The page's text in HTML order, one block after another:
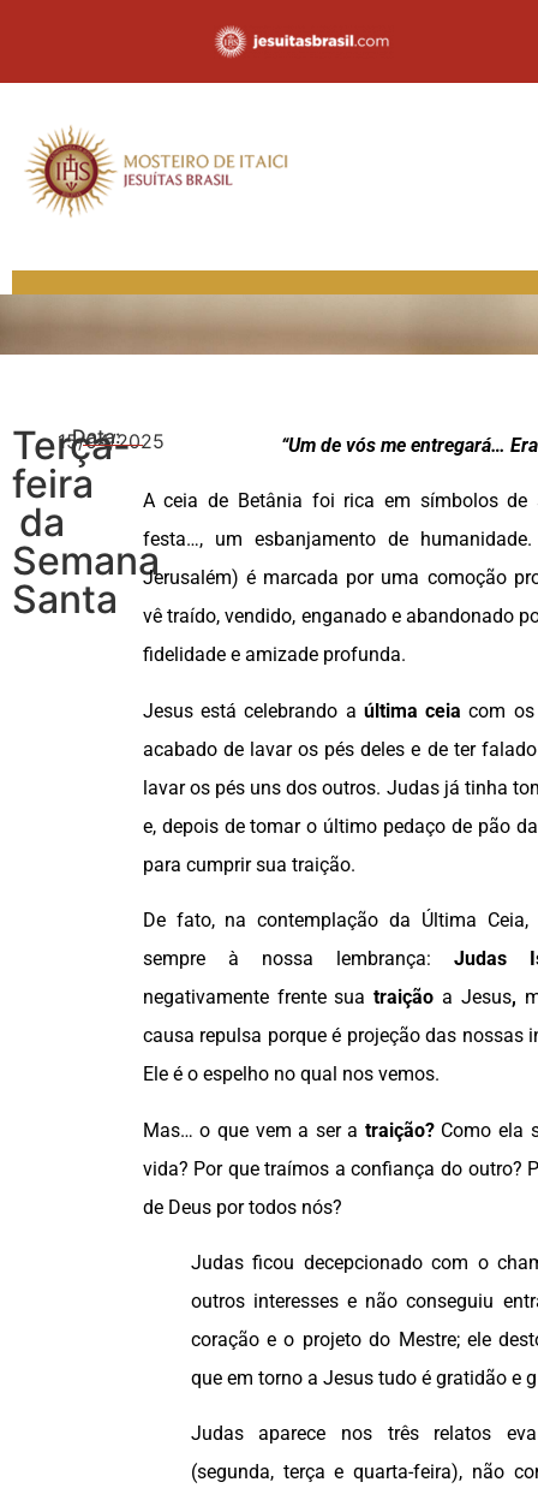
Terça-
feira
da
Semana
Santa
Data:
15/04/2025 “Um de vós me entregará…
A ceia de Betânia foi rica em símbolos de
festa…, um esbanjamento de
Jerusalém) é marcada por uma comoção
vê traído, vendido, enganado e abandonado
fidelidade e amizade profunda.
Jesus está celebrando a última ceia com
acabado de lavar os pés deles e de ter
lavar os pés uns dos outros. Judas já tinha
e, depois de tomar o último pedaço de pão
para cumprir sua traição.
De fato, na contemplação da Última Ceia,
sempre à nossa lembrança:Judas
negativamente frente suatraiçãoa Jesus,
causa repulsa porque é projeção das nossas
Ele é o espelho no qual nos vemos.
Mas… o que vem a ser a traição? Como ela
vida? Por que traímos a confiança do outro?
de Deus por todos nós?
Judas ficou decepcionado com o
outros interesses e não conseguiu
coração e o projeto do Mestre; ele
que em torno a Jesus tudo é gratidão e
Judas aparece nos três relatos
(segunda, terça e quarta-feira), não